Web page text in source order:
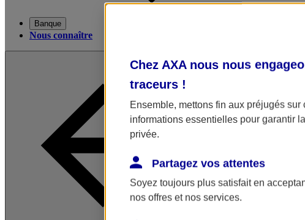
Banque
Nous connaître
Chez AXA nous nous
traceurs !
Ensemble, mettons fin aux préjugés
informations essentielles pour garantir
privée.
Partagez vos attentes
Soyez toujours plus satisfait en
nos offres et nos services.